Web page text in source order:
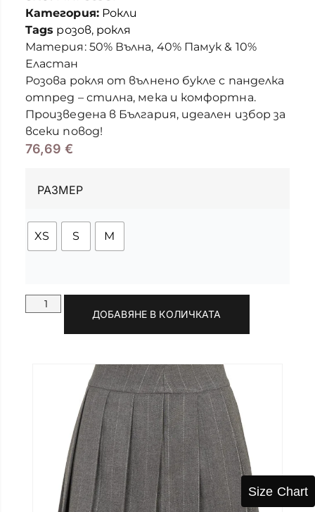
Категория: Рокли
Tags розов, рокля
Материя: 50% Вълна, 40% Памук & 10%
Еластан
Розова рокля от вълнено букле с панделка
отпред – стилна, мека и комфортна.
Произведена в България, идеален избор за
всеки повод!
76,69€
РАЗМЕР
XS S M
ДОБАВЯНЕ В КОЛИЧКАТА
Size Chart